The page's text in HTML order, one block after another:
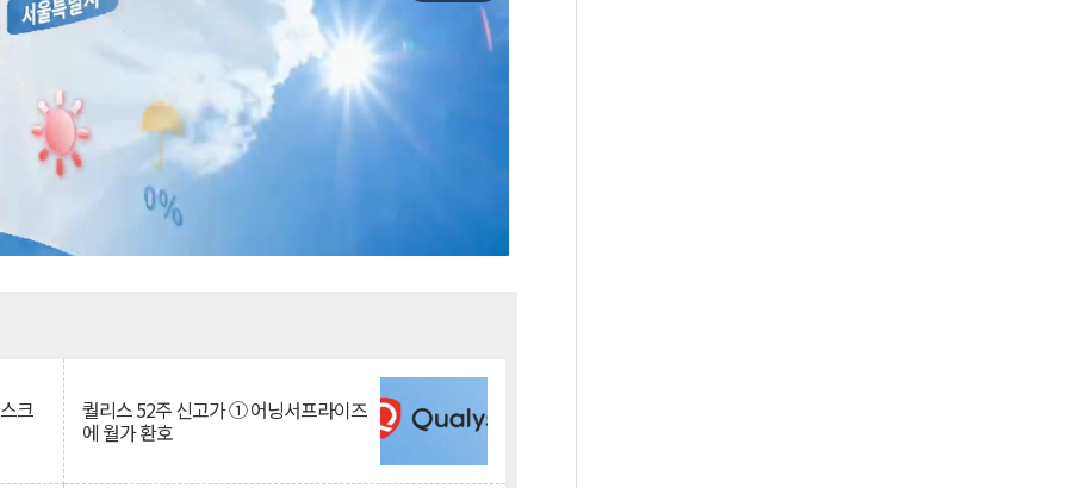
크 퀄리스 52주 신고가 ① 어닝서프라이즈
에 월가 환호